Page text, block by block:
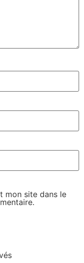
mon site dans le